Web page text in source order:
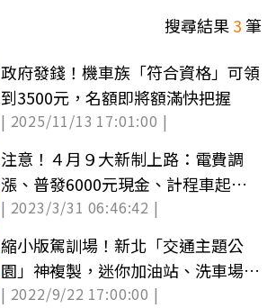
搜尋結果3筆
政府發錢！機車族「符合資格」可領
到3500元，名額即將額滿快把握
| 2025/11/13 17:01:00 |
注意！４月９大新制上路：電費調
漲、普發6000元現金、計程車起跳
價漲
| 2023/3/31 06:46:42 |
縮小版駕訓場！新北「交通主題公
園」神複製，迷你加油站、洗車場小
孩玩瘋（中獎名單已公布）
| 2022/9/22 17:00:00 |